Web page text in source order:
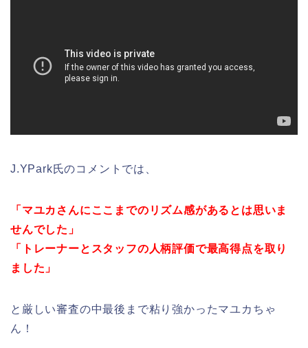
J.YPark氏のコメントでは、
「 マユカさんにここまでのリズム感があるとは思いま
せんでした 」
「
トレーナーとスタッフの人柄評価で最高得点を取り
ました 」
と厳しい審査の中最後まで粘り強かったマユカちゃ
ん！